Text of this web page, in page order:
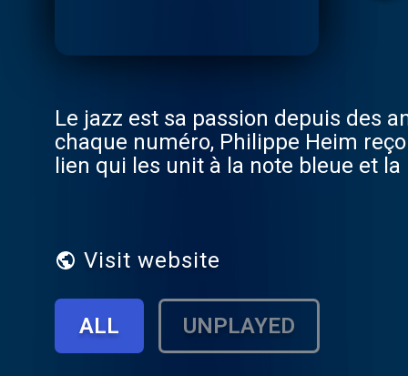
Le jazz est sa passion depuis des
chaque numéro, Philippe Heim
lien qui les unit à la note bleue et
Ausha. Visitez ausha.co/fr/
Visit website
ALL UNPLAYED